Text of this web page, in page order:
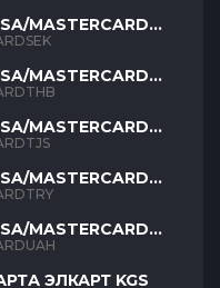
MASTERCARD
MASTERCARD
MASTERCARD
MASTERCARD
MASTERCARD
ЭЛКАРТ KGS